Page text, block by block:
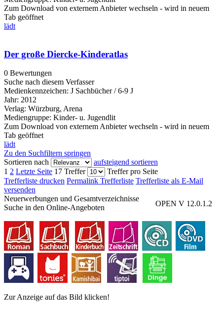
Zum Download von externem Anbieter wechseln - wird in neuem
Tab geöffnet
lädt
Der große Diercke-Kinderatlas
0 Bewertungen
Suche nach diesem Verfasser
Medienkennzeichen: J Sachbücher / 6-9 J
Jahr: 2012
Verlag: Würzburg, Arena
Mediengruppe: Kinder- u. Jugendlit
Zum Download von externem Anbieter wechseln - wird in neuem
Tab geöffnet
lädt
Zu den Suchfiltern springen
Sortieren nach
aufsteigend sortieren
1 2 Letzte Seite 17 Treffer
Treffer pro Seite
Trefferliste drucken Permalink Trefferliste Trefferliste als E-Mail
versenden
OPEN V 12.0.1.2
Neuerwerbungen und Gesamtverzeichnisse
Zur Anzeige auf das Bild klicken!
Suche in den Online-Angeboten